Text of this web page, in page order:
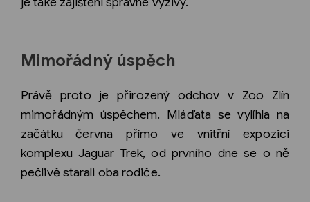
Mimořádný úspěch
Právě proto je přirozený odchov v Zoo Zlín
mimořádným úspěchem. Mláďata se vylíhla na
začátku června přímo ve vnitřní expozici
komplexu Jaguar Trek, od prvního dne se o ně
pečlivě starali oba rodiče.